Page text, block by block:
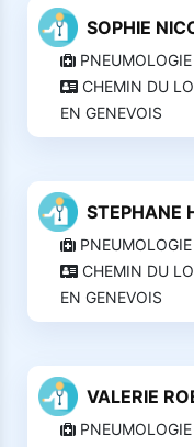
SOPHIE
PNEUMOLOGIE
CHEMIN DU
EN GENEVOIS
STEPHANE
PNEUMOLOGIE
CHEMIN DU
EN GENEVOIS
VALERIE
PNEUMOLOGIE